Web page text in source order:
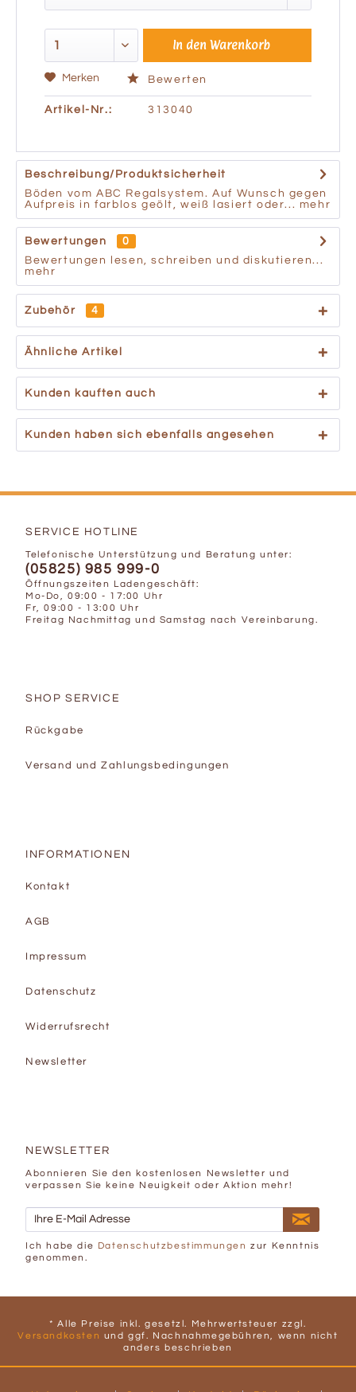
In den Warenkorb
Merken Bewerten
Artikel-Nr.: 313040
Beschreibung/Produktsicherheit
Böden vom ABC Regalsystem. Auf Wunsch gegen
Aufpreis in farblos geölt, weiß lasiert oder... mehr
Bewertungen
0
Bewertungen lesen, schreiben und diskutieren...
mehr
Zubehör 4
Ähnliche Artikel
Kunden kauften auch
Kunden haben sich ebenfalls angesehen
SERVICE HOTLINE
Telefonische Unterstützung und Beratung unter:
(05825) 985 999-0
Öffnungszeiten Ladengeschäft:
Mo-Do, 09:00 - 17:00 Uhr
Fr, 09:00 - 13:00 Uhr
Freitag Nachmittag und Samstag nach Vereinbarung.
SHOP SERVICE
Rückgabe
Versand und Zahlungsbedingungen
INFORMATIONEN
Kontakt
AGB
Impressum
Datenschutz
Widerrufsrecht
Newsletter
NEWSLETTER
Abonnieren Sie den kostenlosen Newsletter und
verpassen Sie keine Neuigkeit oder Aktion mehr!
Ich habe die Datenschutzbestimmungen zur Kenntnis
genommen.
* Alle Preise inkl. gesetzl. Mehrwertsteuer zzgl.
Versandkosten und ggf. Nachnahmegebühren, wenn nicht
anders beschrieben